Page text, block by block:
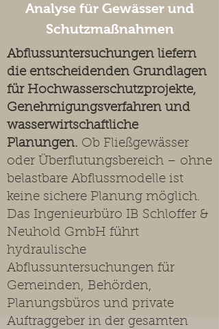
Analyse für Gewässer und
Schutzmaßnahmen
Abflussuntersuchungen liefern
die entscheidenden Grundlagen
für Hochwasserschutzprojekte,
Genehmigungsverfahren und
wasserwirtschaftliche
Planungen. Ob Fließgewässer
oder Überflutungsbereich – ohne
belastbare Abflussmodelle ist
keine sichere Planung möglich.
Das Ingenieurbüro IB Schloffer &
Neuhold GmbH führt
hydraulische
Abflussuntersuchungen für
Gemeinden, Behörden,
Planungsbüros und private
Auftraggeber in der gesamten